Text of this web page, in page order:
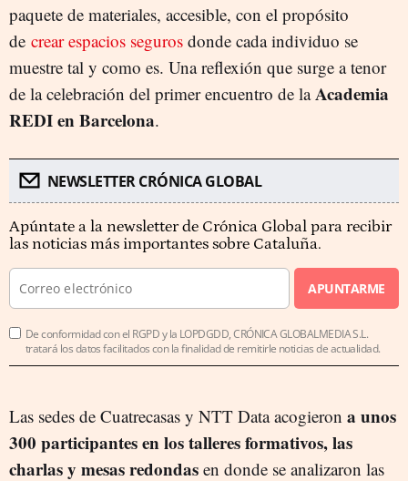
paquete de materiales, accesible, con el propósito
de crear espacios seguros donde cada individuo se
muestre tal y como es. Una reflexión que surge a tenor
de la celebración del primer encuentro de laAcademia
REDI en Barcelona.
NEWSLETTER CRÓNICA GLOBAL
Apúntate a la newsletter de Crónica Global para recibir
las noticias más importantes sobre Cataluña.
APUNTARME
De conformidad con el RGPD y la LOPDGDD, CRÓNICA GLOBALMEDIA S.L.
tratará los datos facilitados con la finalidad de remitirle noticias de actualidad.
Las sedes de Cuatrecasas y NTT Data acogieron a unos
300 participantes en los talleres formativos, las
charlas y mesas redondas en donde se analizaron las